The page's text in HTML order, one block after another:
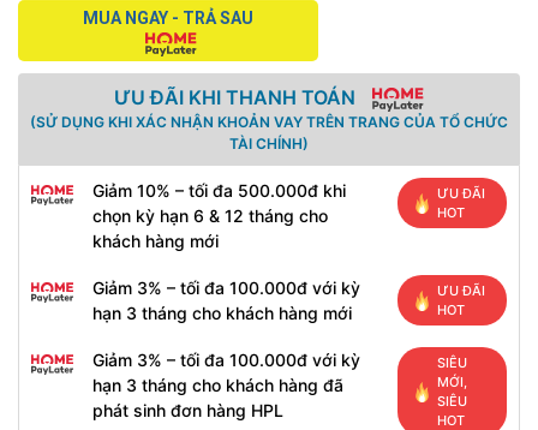
MUA NGAY - TRẢ SAU
ƯU ĐÃI KHI THANH TOÁN
(SỬ DỤNG KHI XÁC NHẬN KHOẢN VAY TRÊN TRANG CỦA TỔ CHỨC
TÀI CHÍNH)
Giảm 10% – tối đa 500.000đ khi
chọn kỳ hạn 6 & 12 tháng cho
khách hàng mới
ƯU ĐÃI
HOT
Giảm 3% – tối đa 100.000đ với kỳ
hạn 3 tháng cho khách hàng mới
ƯU ĐÃI
HOT
Giảm 3% – tối đa 100.000đ với kỳ
hạn 3 tháng cho khách hàng đã
phát sinh đơn hàng HPL
SIÊU
MỚI,
SIÊU
HOT